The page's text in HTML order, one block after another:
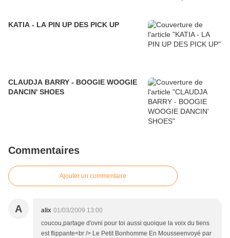
KATIA - LA PIN UP DES PICK UP
CLAUDJA BARRY - BOOGIE WOOGIE
DANCIN' SHOES
Commentaires
Ajouter un commentaire
A alix 01/03/2009 13:00
coucou,partage d'ovni pour toi aussi quoique la voix du tiens
est flippante<br /> Le Petit Bonhomme En Mousseenvoyé par